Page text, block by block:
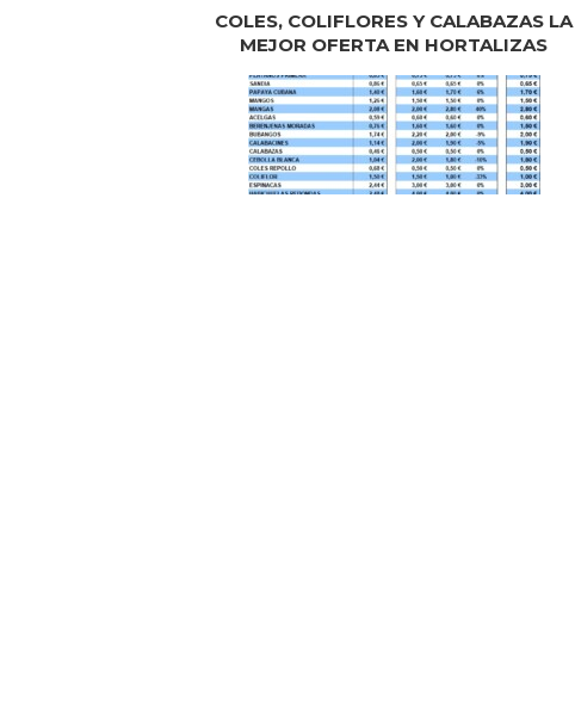
COLES, COLIFLORES Y CALABAZAS LA
MEJOR OFERTA EN HORTALIZAS